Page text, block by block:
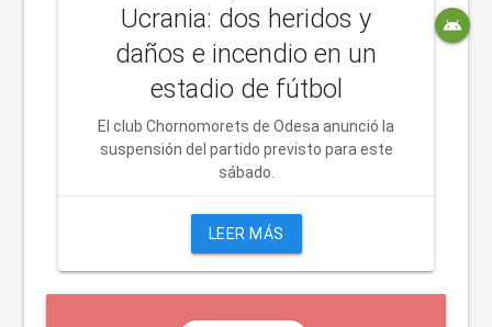
Ucrania: dos heridos y
daños e incendio en un
estadio de fútbol
El club Chornomorets de Odesa anunció la
suspensión del partido previsto para este
sábado.
LEER MÁS
android